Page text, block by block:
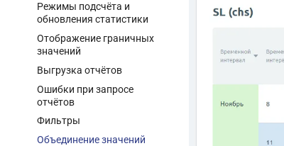
Режимы подсчёта и
обновления статистики
Отображение граничных
значений
Выгрузка отчётов
Ошибки при запросе
отчётов
Фильтры
Объединение значений